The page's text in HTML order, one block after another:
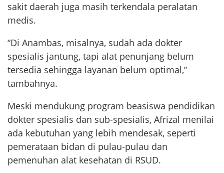
sakit daerah juga masih terkendala peralatan
medis.
“Di Anambas, misalnya, sudah ada dokter
spesialis jantung, tapi alat penunjang belum
tersedia sehingga layanan belum optimal,”
tambahnya.
Meski mendukung program beasiswa pendidikan
dokter spesialis dan sub-spesialis, Afrizal menilai
ada kebutuhan yang lebih mendesak, seperti
pemerataan bidan di pulau-pulau dan
pemenuhan alat kesehatan di RSUD.